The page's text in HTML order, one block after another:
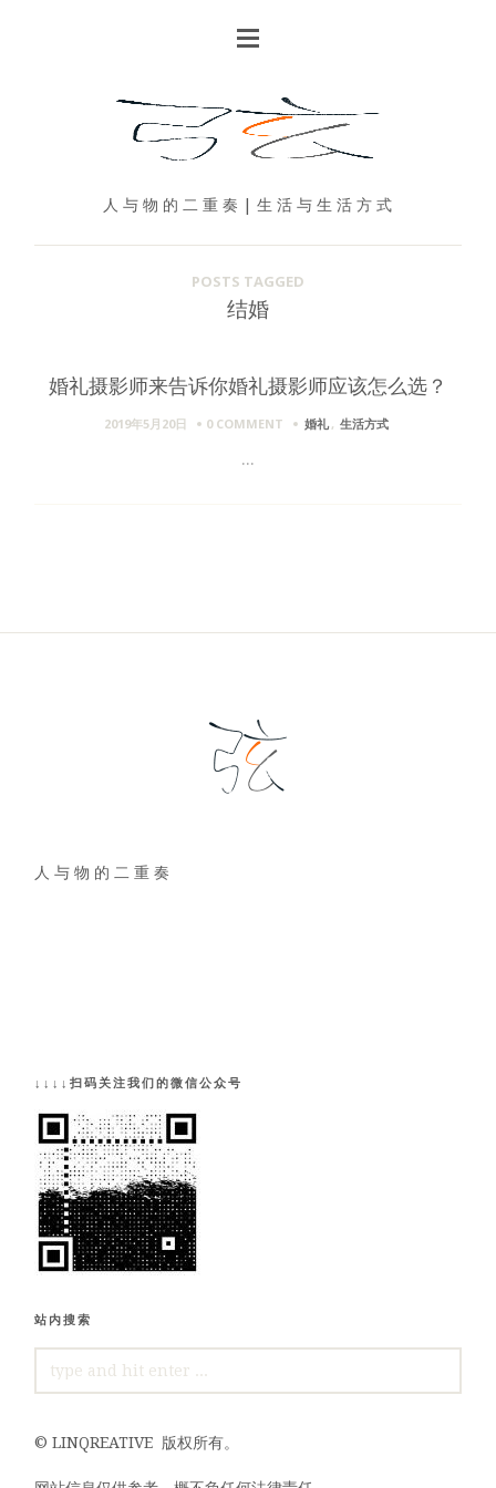
人 与 物 的 二 重 奏 | 生 活 与 生 活 方 式
POSTS TAGGED
结婚
婚礼摄影师来告诉你婚礼摄影师应该怎么选？
2019年5月20日 0 COMMENT 婚礼, 生活方式
...
人 与 物 的 二 重 奏
↓↓↓↓扫码关注我们的微信公众号
站内搜索
FOR:
©LINQREATIVE 版权所有。